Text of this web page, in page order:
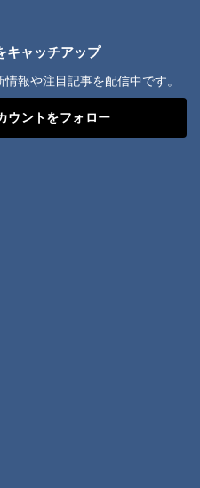
ャッチアップ
報や注目記事を配信中です。
ントをフォロー